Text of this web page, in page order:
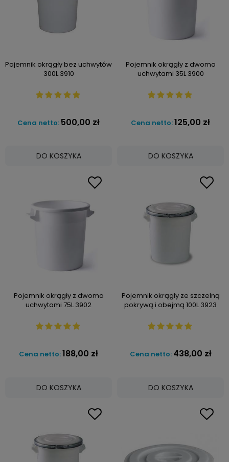
Pojemnik okrągły bez uchwytów
300L 3910
Cena netto: 500,00 zł
DO KOSZYKA
Pojemnik okrągły z dwoma
uchwytami 35L 3900
Cena netto:125,00 zł
DO KOSZYKA
Pojemnik okrągły z dwoma
uchwytami 75L 3902
Cena netto:188,00 zł
DO KOSZYKA
Pojemnik okrągły ze szczelną
pokrywą i obejmą 100L 3923
Cena netto: 438,00 zł
DO KOSZYKA